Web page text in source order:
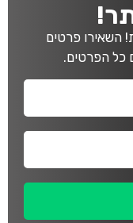
השאירו פרטים
כל הפרטים.